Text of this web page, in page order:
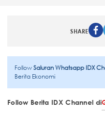
SHARE
FollowSaluran Whatsapp IDX
Berita Ekonomi
Follow Berita IDX Channel di